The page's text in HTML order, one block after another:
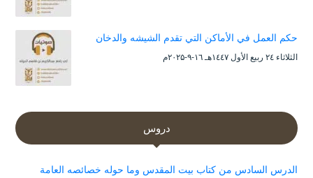
حكم العمل في الأماكن التي تقدم الشيشه والدخان
الثلاثاء ۲٤ ربيع الأول ۱٤٤۷هـ ۱٦-۹-۲۰۲۵م
دروس
الدرس السادس من كتاب بيت المقدس وما حوله خصائصه العامة